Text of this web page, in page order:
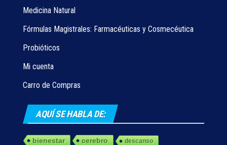
Medicina Natural
Fórmulas Magistrales: Farmacéuticas y Cosmecéutica
Probióticos
Mi cuenta
Carro de Compras
AQUÍ SE HABLA DE:
bienestar cerebro descanso